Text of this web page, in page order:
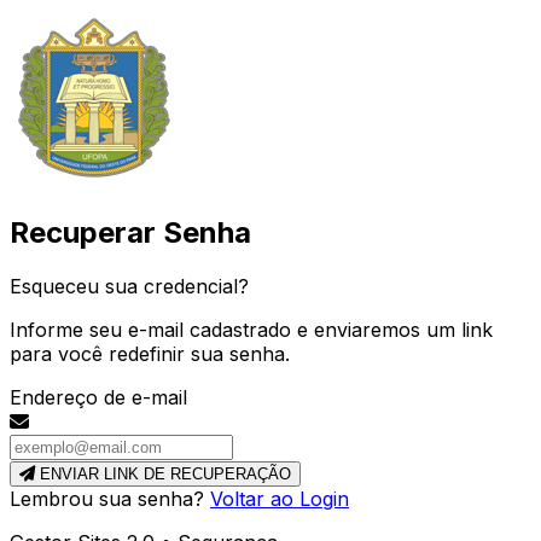
Recuperar Senha
Esqueceu sua credencial?
Informe seu e-mail cadastrado e enviaremos um link
para você redefinir sua senha.
Endereço de e-mail
ENVIAR LINK DE RECUPERAÇÃO
Lembrou sua senha? Voltar ao Login